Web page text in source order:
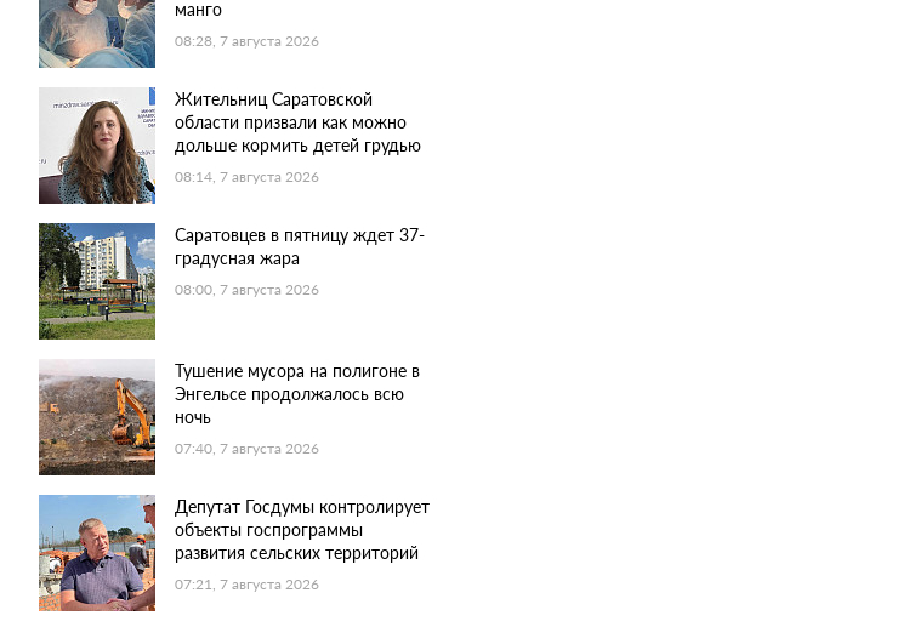
манго
08:28, 7 августа 2026
Жительниц Саратовской
области призвали как можно
дольше кормить детей грудью
08:14, 7 августа 2026
Саратовцев в пятницу ждет 37-
градусная жара
08:00, 7 августа 2026
Тушение мусора на полигоне в
Энгельсе продолжалось всю
ночь
07:40, 7 августа 2026
Депутат Госдумы контролирует
объекты госпрограммы
развития сельских территорий
07:21, 7 августа 2026